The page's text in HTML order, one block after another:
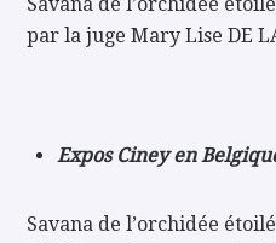
par la juge Mary Lise DE
Expos Ciney en
Savana de l’orchidée